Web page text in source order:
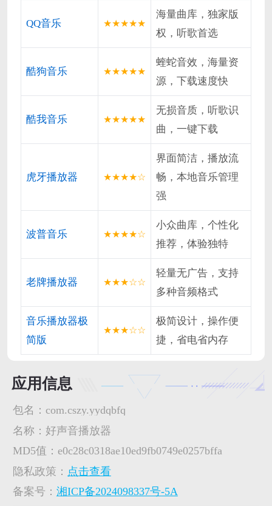
QQ音乐 ★★★★★
海量曲库，独家版
权，听歌首选
酷狗音乐 ★★★★★
蝰蛇音效，海量资
源，下载速度快
酷我音乐 ★★★★★
无损音质，听歌识
曲，一键下载
虎牙播放器 ★★★★☆
界面简洁，播放流
畅，本地音乐管理
强
波普音乐 ★★★★☆
小众曲库，个性化
推荐，体验独特
老牌播放器 ★★★☆☆
轻量无广告，支持
多种音频格式
音乐播放器极
简版
★★★☆☆
极简设计，操作便
捷，省电省内存
应用信息
包名： com.cszy.yydqbfq
名称： 好声音播放器
MD5值： e0c28c0318ae10ed9fb0749e0257bffa
隐私政策： 点击查看
备案号： 湘ICP备2024098337号-5A